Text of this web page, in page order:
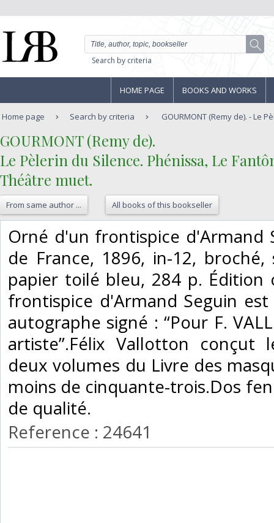
Search by criteria
HOME PAGE BOOKS AND WORKS
Home page Search by criteria GOURMONT (Remy de). - Le
‎GOURMONT (Remy de).‎
‎Le Pèlerin du Silence. Phénissa, Le
Théâtre muet.‎
From same author ... All books of this bookseller
‎Orné d'un frontispice d'Armand
de France, 1896, in-12,
papier toilé bleu, 284 p. Édition
frontispice d'Armand Seguin
autographe signé : “Pour F.
artiste”.Félix Vallotton
deux volumes du Livre des
moins de cinquante-trois.Dos
de qualité.‎
Reference : 24641